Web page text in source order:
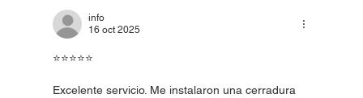
info
16 oct 2025
⭐️⭐️⭐️⭐️⭐️
Excelente servicio. Me instalaron una cerradura